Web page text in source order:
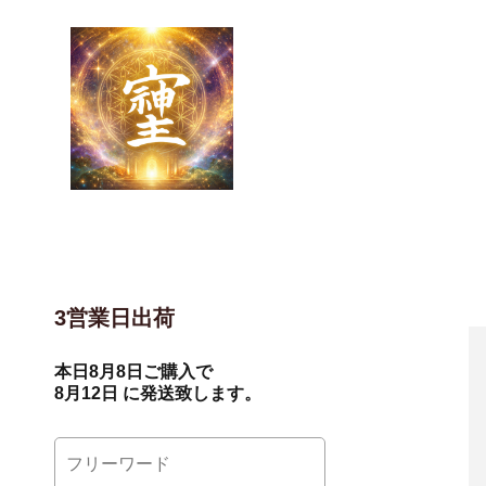
3営業日出荷
本日 8月8日 ご購入で
8月12日 に発送致します。